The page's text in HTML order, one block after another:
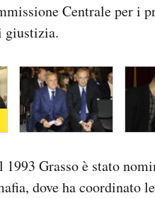
Centrale per i
giustizia.
1993 Grasso è stato
dove ha coordinato